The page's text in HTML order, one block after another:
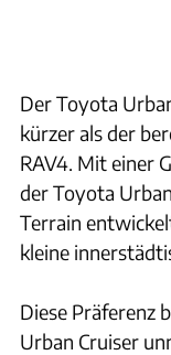
Der Toyota
kürzer als der
RAV4. Mit einer
der Toyota
Terrain
kleine
Diese Präferenz
Urban Cruiser